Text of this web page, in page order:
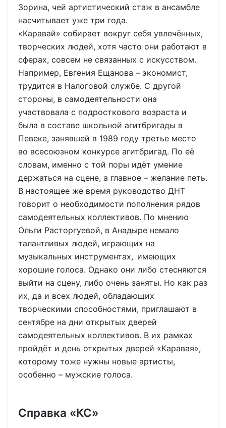
Зорина, чей артистический стаж в ансамбле
насчитывает уже три года.
«Каравай» собирает вокруг себя увлечённых,
творческих людей, хотя часто они работают в
сферах, совсем не связанных с искусством.
Например, Евгения Ещанова – экономист,
трудится в Налоговой службе. С другой
стороны, в самодеятельности она
участвовала с подросткового возраста и
была в составе школьной агитбригады в
Певеке, занявшей в 1989 году третье место
во всесоюзном конкурсе агитбригад. По её
словам, именно с той поры идёт умение
держаться на сцене, а главное – желание петь.
В настоящее же время руководство ДНТ
говорит о необходимости пополнения рядов
самодеятельных коллективов. По мнению
Ольги Расторгуевой, в Анадыре немало
талантливых людей, играющих на
музыкальных инструментах, имеющих
хорошие голоса. Однако они либо стесняются
выйти на сцену, либо очень заняты. Но как раз
их, да и всех людей, обладающих
творческими способностями, приглашают в
сентябре на дни открытых дверей
самодеятельных коллективов. В их рамках
пройдёт и день открытых дверей «Каравая»,
которому тоже нужны новые артисты,
особенно – мужские голоса.
Справка «КС»